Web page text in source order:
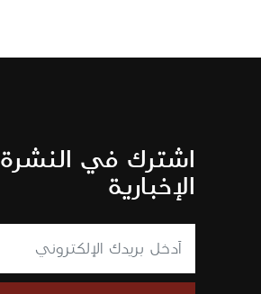
اشترك في النشرة
الإخبارية